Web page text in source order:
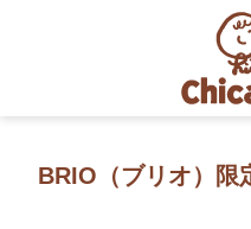
BRIO（ブリオ）限